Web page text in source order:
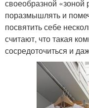
своеобразной «зоной
поразмышлять и
посвятить себе
считают, что такая
сосредоточиться и